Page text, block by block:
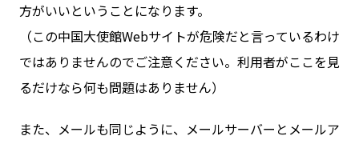
方がいいということになります。
（この中国大使館Webサイトが危険だと言っているわけ
ではありませんのでご注意ください。利用者がここを見
るだけなら何も問題はありません）
また、メールも同じように、メールサーバーとメールア